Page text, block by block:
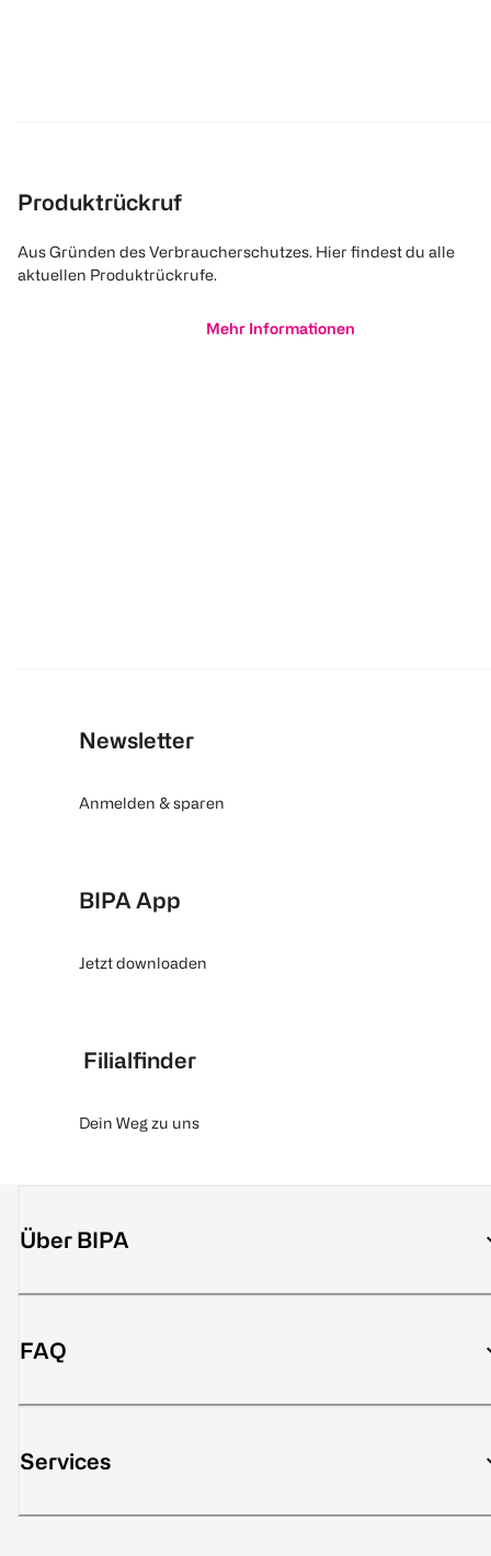
Produktrückruf
Aus Gründen des Verbraucherschutzes. Hier findest du alle
aktuellen Produktrückrufe.
Mehr Informationen
Newsletter
Anmelden & sparen
BIPA App
Jetzt downloaden
Filialfinder
Dein Weg zu uns
Über BIPA
FAQ
Services